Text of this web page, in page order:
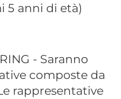
5 anni di età)
- Saranno
composte da
rappresentative